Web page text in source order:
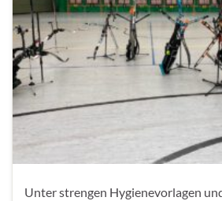
Unter strengen Hygienevorlagen